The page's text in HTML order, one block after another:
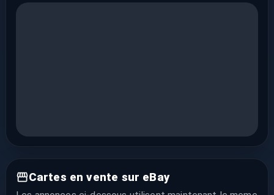
Cartes en vente sur eBay